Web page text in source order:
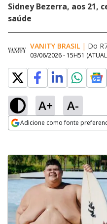
Sidney Bezerra, aos 21,
saúde
VANITY BRASIL | Do
03/06/2026 - 15H51
A+ A-
Adicione como fonte